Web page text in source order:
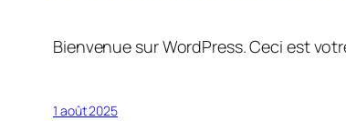
Bienvenue sur WordPress. Ceci est
1 août 2025